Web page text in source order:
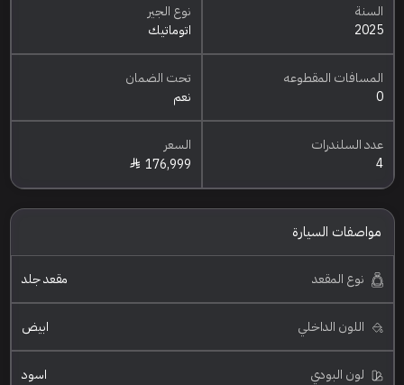
السنة
2025
نوع الجير
اتوماتيك
المسافات المقطوعه
0
تحت الضمان
نعم
عدد السلندرات
4
السعر
176,999
مواصفات السيارة
نوع المقعد مقعد جلد
اللون الداخلي ابيض
لون البودي اسود